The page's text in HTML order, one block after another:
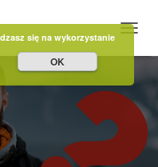
się na wykorzystanie
OK